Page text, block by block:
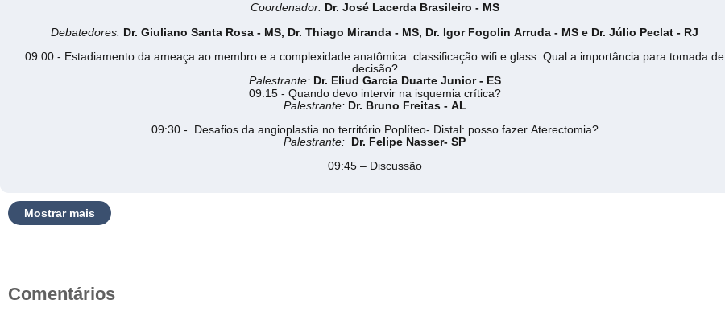
Coordenador: Dr. José Lacerda Brasileiro - MS
Debatedores: Dr. Giuliano Santa Rosa - MS, Dr. Thiago Miranda - MS, Dr. Igor Fogolin Arruda - MS e Dr. Júlio Peclat - RJ
09:00- Estadiamento da ameaça ao membro e a complexidade anatômica: classificação wifi e glass. Qual a importância para tomada de
decisão?
Palestrante: Dr. Eliud Garcia Duarte Junior - ES
09:15 - Quando devo intervir na isquemia crítica?
Palestrante: Dr. Bruno Freitas - AL
09:30 - Desafios da angioplastia no território Poplíteo- Distal: posso fazer Aterectomia?
Palestrante: Dr. Felipe Nasser- SP
09:45 – Discussão
Mostrar mais
Comentários